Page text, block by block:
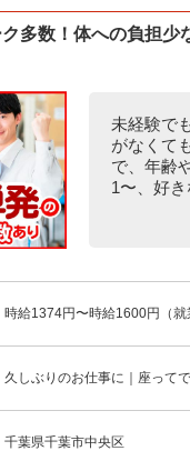
多数！体への負担
未経験で
がなくて
で、年齢
1〜、好
時給1374円〜時給1600円（就
久しぶりのお仕事に｜座って
千葉県千葉市中央区